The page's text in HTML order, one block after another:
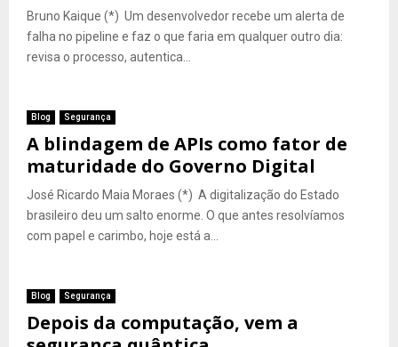
Bruno Kaique (*) Um desenvolvedor recebe um alerta de
falha no pipeline e faz o que faria em qualquer outro dia:
revisa o processo, autentica...
Blog Segurança
A blindagem de APIs como fator de
maturidade do Governo Digital
José Ricardo Maia Moraes (*) A digitalização do Estado
brasileiro deu um salto enorme. O que antes resolvíamos
com papel e carimbo, hoje está a...
Blog Segurança
Depois da computação, vem a